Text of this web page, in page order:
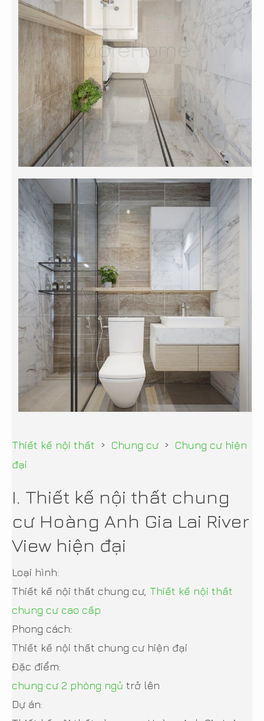
Thiết kế nội thất › Chung cư › Chung cư hiện
đại
I. Thiết kế nội thất chung
cư Hoàng Anh Gia Lai River
View hiện đại
Loại hình:
Thiết kế nội thất chung cư, Thiết kế nội thất
chung cư cao cấp
Phong cách:
Thiết kế nội thất chung cư hiện đại
Đặc điểm:
chung cư 2 phòng ngủ trở lên
Dự án: